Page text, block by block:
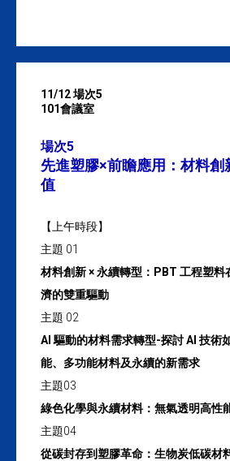
11/12 場次5
101會議室
場次5
先進塑膠×前瞻應用：材料創
值
【上午時段】
主題 01
材料創新 × 永續轉型：PBT 工程塑料
濟的雙重驅動
主題 02
AI 驅動的材料需求轉型-探討 AI 技術
能、多功能材料及永續的新需求
主題03
綠色化學與永續材料：無氣透明高性
主題04
從碳封存到塑膠革命：生物炭低碳材